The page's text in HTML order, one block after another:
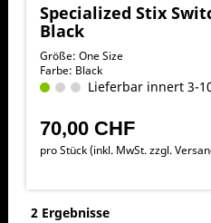
Specialized Stix
Black
Größe: One Size
Farbe: Black
Lieferbar innert 3-
70,00 CHF
pro Stück (inkl. MwSt. zzgl.
2 Ergebnisse